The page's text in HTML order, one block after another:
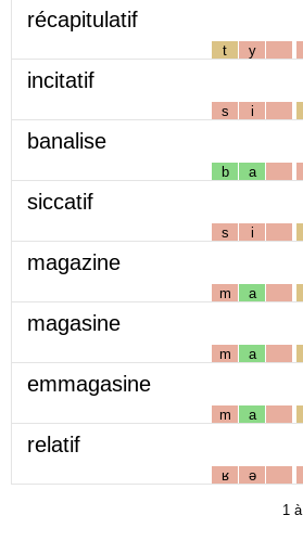
récapitulatif
t y
incitatif
s i
banalise
b a
siccatif
s i
magazine
m a
magasine
m a
emmagasine
m a
relatif
ʁ ə
1 à